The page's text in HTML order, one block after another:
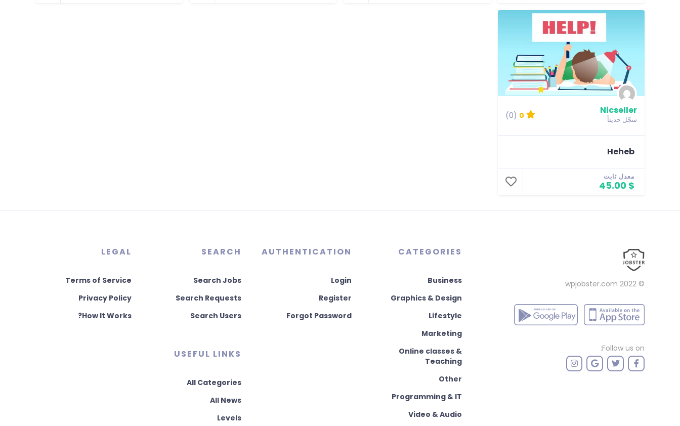
Nicseller
سجّل حديثاً 0
(0)
Heheb
معدل ثابت
$ 45.00
© 2022
wpjobster.com
Follow us on:
CATEGORIES
Business
Graphics & Design
Lifestyle
Marketing
Online classes &
Teaching
Other
Programming & IT
Video & Audio
AUTHENTICATION
Login
Register
Forgot Password
SEARCH
Search Jobs
Search Requests
Search Users
USEFUL LINKS
All Categories
All News
Levels
LEGAL
Terms of Service
Privacy Policy
How It Works?